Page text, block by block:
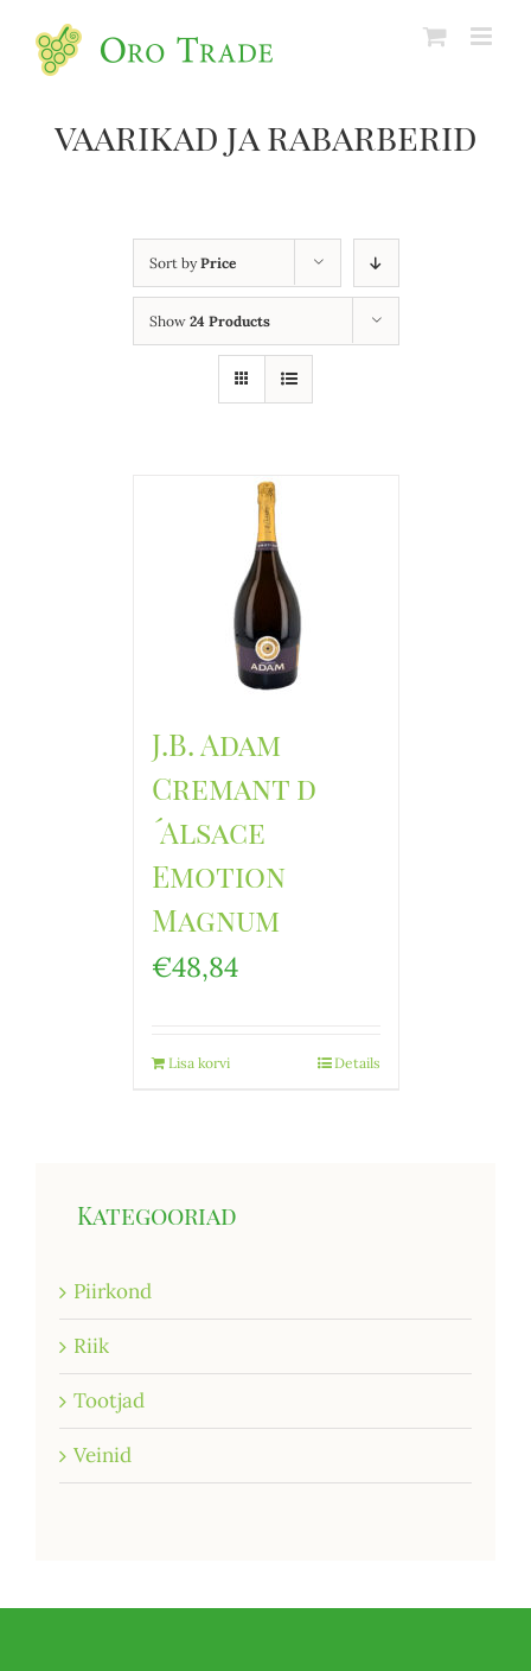
vaarikad ja rabarberid
Sort byPrice
Show 24 Products
J.B. Adam
Cremant d
´Alsace
Emotion
Magnum
€48,84
Lisa korvi Details
Kategooriad
Piirkond
Riik
Tootjad
Veinid